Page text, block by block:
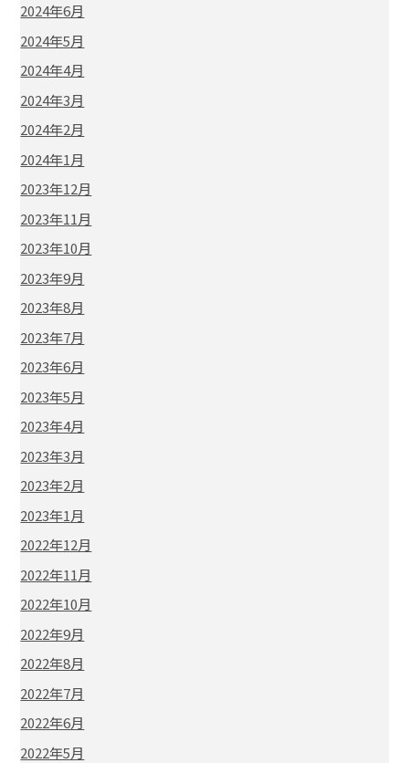
2024年6月
2024年5月
2024年4月
2024年3月
2024年2月
2024年1月
2023年12月
2023年11月
2023年10月
2023年9月
2023年8月
2023年7月
2023年6月
2023年5月
2023年4月
2023年3月
2023年2月
2023年1月
2022年12月
2022年11月
2022年10月
2022年9月
2022年8月
2022年7月
2022年6月
2022年5月